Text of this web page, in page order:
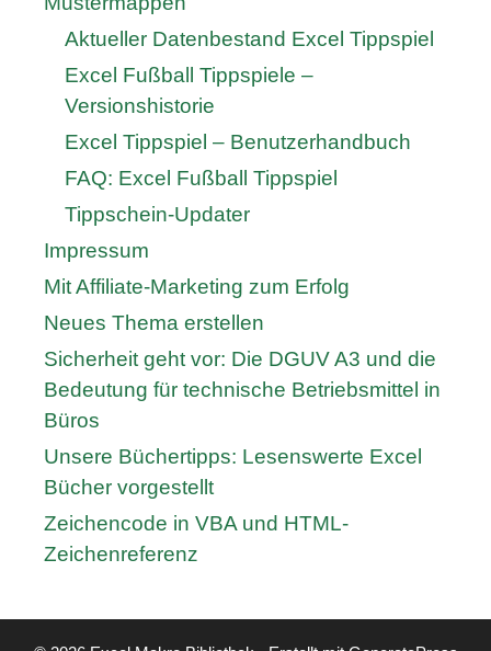
Aktueller Datenbestand Excel Tippspiel
Excel Fußball Tippspiele –
Versionshistorie
Excel Tippspiel – Benutzerhandbuch
FAQ: Excel Fußball Tippspiel
Tippschein-Updater
Impressum
Mit Affiliate-Marketing zum Erfolg
Neues Thema erstellen
Sicherheit geht vor: Die DGUV A3 und die
Bedeutung für technische Betriebsmittel in
Büros
Unsere Büchertipps: Lesenswerte Excel
Bücher vorgestellt
Zeichencode in VBA und HTML-
Zeichenreferenz